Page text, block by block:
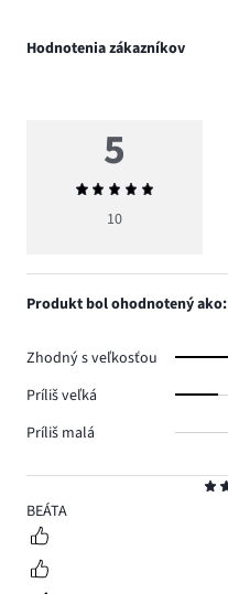
Hodnotenia zákazníkov
5
BEÁTA
5
Priemerné
hodnotenie
10
Produkt bol ohodnotený ako:
Zhodný s veľkosťou
Príliš veľká
Príliš malá